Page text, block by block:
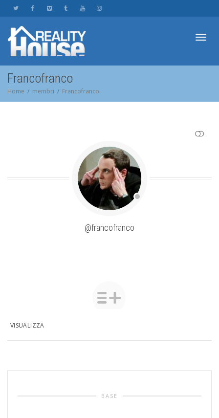
Francofranco
Home membri Francofranco
@francofranco
VISUALIZZA
BASE